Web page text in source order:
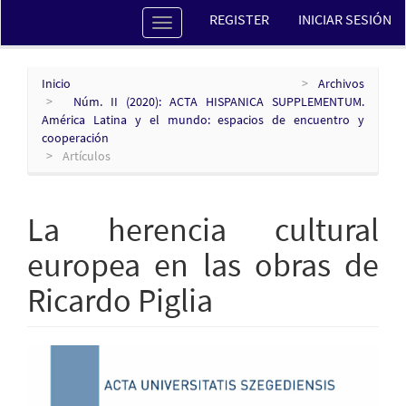
Contenido
Barra
lateral
REGISTER INICIAR SESIÓN
Toggle
navigation
Inicio
Archivos
Núm. II (2020): ACTA HISPANICA SUPPLEMENTUM.
América Latina y el mundo: espacios de encuentro y
cooperación
Artículos
La herencia cultural
europea en las obras de
Ricardo Piglia